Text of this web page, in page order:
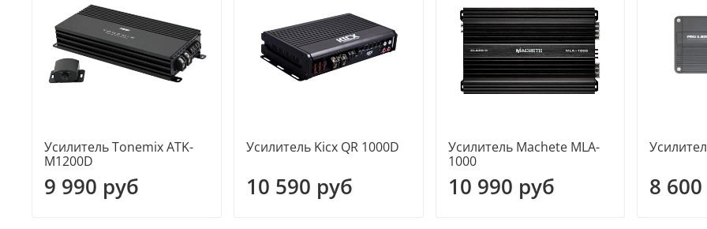
Усилитель Tonemix ATK-
M1200D
9 990 руб
Усилитель Kicx QR 1000D
10 590 руб
Усилитель Machete MLA-
1000
10 990 руб 8